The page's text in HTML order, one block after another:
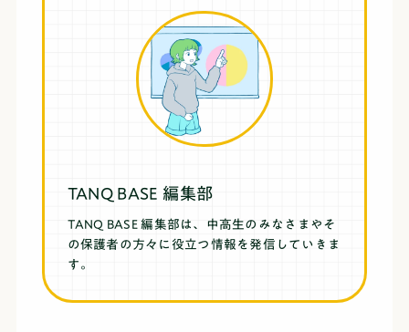
TANQ BASE 編集部
TANQ BASE 編集部は、中高生のみなさまやそ
の保護者の方々に役立つ情報を発信していきま
す。